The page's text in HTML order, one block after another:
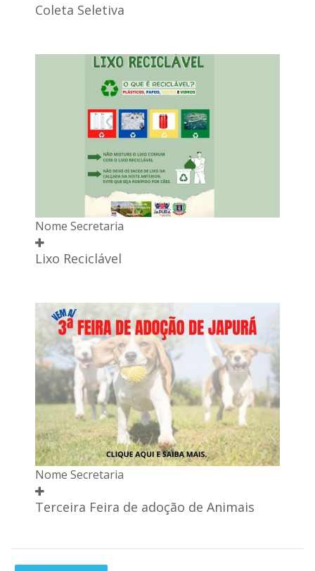
Coleta Seletiva
Nome Secretaria
Lixo Reciclável
Nome Secretaria
Terceira Feira de adoção de Animais